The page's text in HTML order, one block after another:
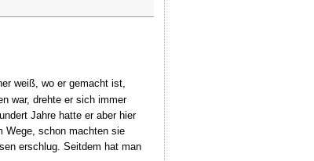
weiß, wo er gemacht ist,
war, drehte er sich immer
Jahre hatte er aber hier
Wege, schon machten sie
erschlug. Seitdem hat man